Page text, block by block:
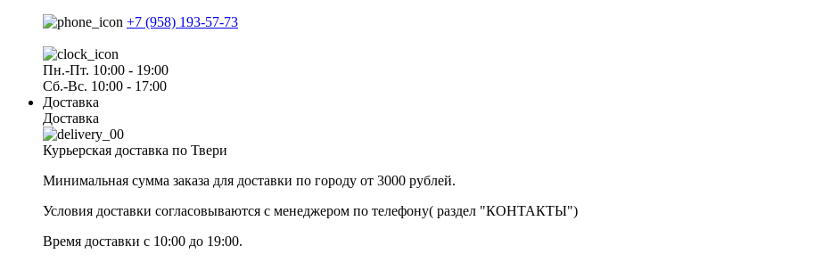
+7 (958) 193-57-73
Пн.-Пт. 10:00 - 19:00
Сб.-Вс. 10:00 - 17:00
Доставка
Доставка
Курьерская доставка по Твери
Минимальная сумма заказа для доставки по городу от 3000 рублей.
Условия доставки согласовываются с менеджером по телефону( раздел "КОНТАКТЫ")
Время доставки с 10:00 до 19:00.